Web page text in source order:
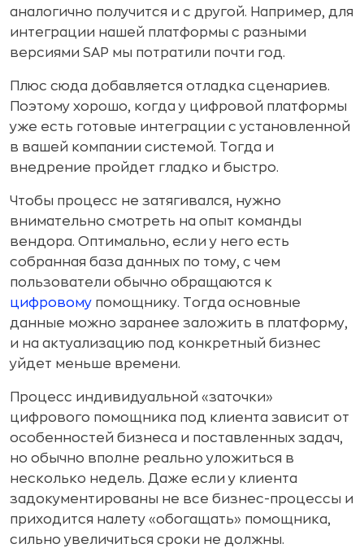
аналогично получится и с другой. Например, для
интеграции нашей платформы с разными
версиями SAP мы потратили почти год.
Плюс сюда добавляется отладка сценариев.
Поэтому хорошо, когда у цифровой платформы
уже есть готовые интеграции с установленной
в вашей компании системой. Тогда и
внедрение пройдет гладко и быстро.
Чтобы процесс не затягивался, нужно
внимательно смотреть на опыт команды
вендора. Оптимально, если у него есть
собранная база данных по тому, с чем
пользователи обычно обращаются к
цифровому помощнику. Тогда основные
данные можно заранее заложить в платформу,
и на актуализацию под конкретный бизнес
уйдет меньше времени.
Процесс индивидуальной «заточки»
цифрового помощника под клиента зависит от
особенностей бизнеса и поставленных задач,
но обычно вполне реально уложиться в
несколько недель. Даже если у клиента
задокументированы не все бизнес-процессы и
приходится налету «обогащать» помощника,
сильно увеличиться сроки не должны.